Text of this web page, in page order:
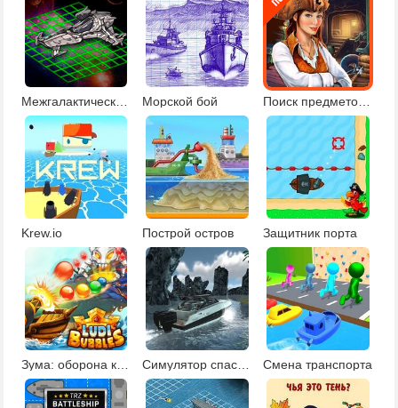
Межгалактический морской бой Морской бой Поиск предметов пираты
Krew.io Построй остров Защитник порта
Зума: оборона королевства Симулятор спасательной лодки Смена транспорта